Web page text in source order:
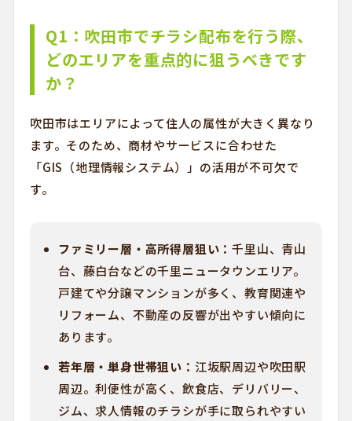
Q1：吹田市でチラシ配布を行う際、
どのエリアを重点的に狙うべきです
か？
吹田市はエリアによって住人の属性が大きく異なり
ます。そのため、商材やサービスに合わせた
「GIS（地理情報システム）」の活用が不可欠で
す。
ファミリー層・高所得層狙い：千里山、青山
台、藤白台などの千里ニュータウンエリア。
戸建てや分譲マンションが多く、教育関連や
リフォーム、不動産の反響が出やすい傾向に
あります。
若年層・単身世帯狙い： 江坂駅周辺や吹田駅
周辺。利便性が高く、飲食店、デリバリー、
ジム、求人情報のチラシが手に取られやすい